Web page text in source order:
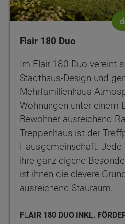
Flair 180 Duo
Im Flair 180 Duo vereint
Stadthaus-Design und
Mehrfamilienhaus-
Wohnungen unter einem
Bewohner ausreichend
Treppenhaus ist der
Hausgemeinschaft. Jede
ihre ganz eigene
ist ihnen die clevere
ausreichend Stauraum.
FLAIR 180 DUO INKL.